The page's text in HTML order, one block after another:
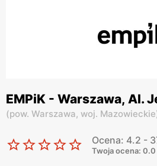
EMPiK - Warszawa, Al.
(pow. Warszawa, woj. Mazowieckie
Ocena: 4.2 -
Twoja ocena: 0.0